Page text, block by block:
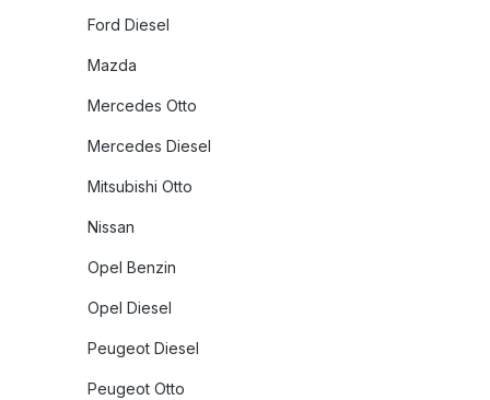
Ford Diesel
Mazda
Mercedes Otto
Mercedes Diesel
Mitsubishi Otto
Nissan
Opel Benzin
Opel Diesel
Peugeot Diesel
Peugeot Otto